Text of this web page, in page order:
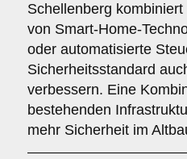
Schellenberg
von Smart-Home-
oder automatisierte
Sicherheitsstandard
verbessern. Eine
bestehenden
mehr Sicherheit im